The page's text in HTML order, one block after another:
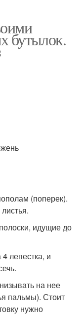
бутылок.
(поперек).
идущие до
лепестка, и
на нее
пальмы). Стоит
нужно